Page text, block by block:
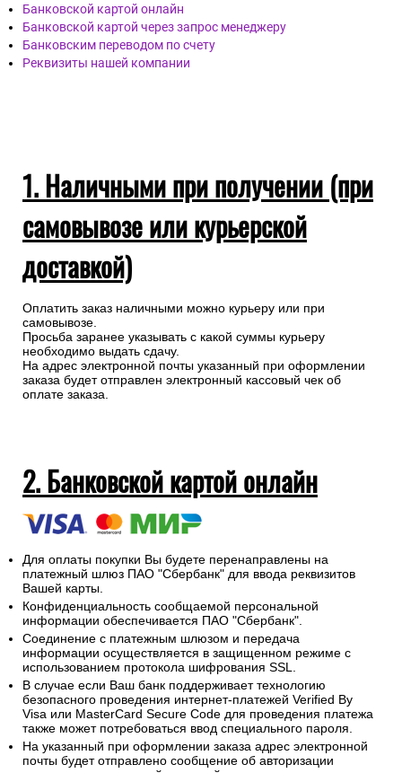
Банковской картой онлайн
Банковской картой через запрос менеджеру
Банковским переводом по счету
Реквизиты нашей компании
1. Наличными при получении (при
самовывозе или курьерской
доставкой)
Оплатить заказ наличными можно курьеру или при
самовывозе.
Просьба заранее указывать с какой суммы курьеру
необходимо выдать сдачу.
На адрес электронной почты указанный при оформлении
заказа будет отправлен электронный кассовый чек об
оплате заказа.
2. Банковской картой онлайн
Для оплаты покупки Вы будете перенаправлены на
платежный шлюз ПАО "Сбербанк" для ввода реквизитов
Вашей карты.
Конфиденциальность сообщаемой персональной
информации обеспечивается ПАО "Сбербанк".
Соединение с платежным шлюзом и передача
информации осуществляется в защищенном режиме с
использованием протокола шифрования SSL.
В случае если Ваш банк поддерживает технологию
безопасного проведения интернет-платежей Verified By
Visa или MasterCard Secure Code для проведения платежа
также может потребоваться ввод специального пароля.
На указанный при оформлении заказа адрес электронной
почты будет отправлено сообщение об авторизации